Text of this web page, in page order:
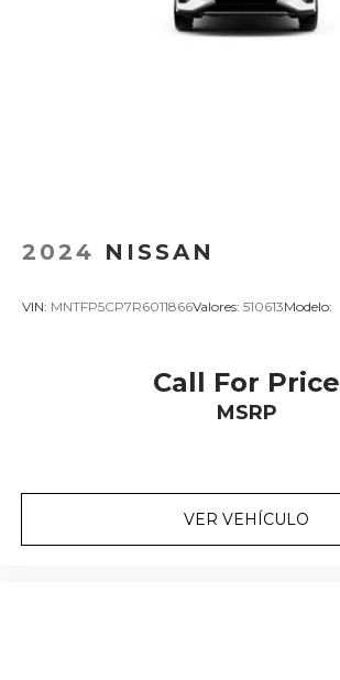
2024 NISSAN
VIN: MNTFP5CP7R6011866Valores: 510613Modelo:
Call For Price
MSRP
VER VEHÍCULO